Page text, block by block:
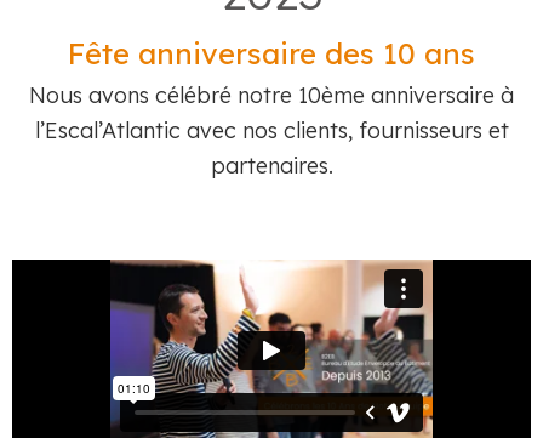
Fête anniversaire des 10 ans
Nous avons célébré notre 10ème anniversaire à
l’Escal’Atlantic avec nos clients, fournisseurs et
partenaires.